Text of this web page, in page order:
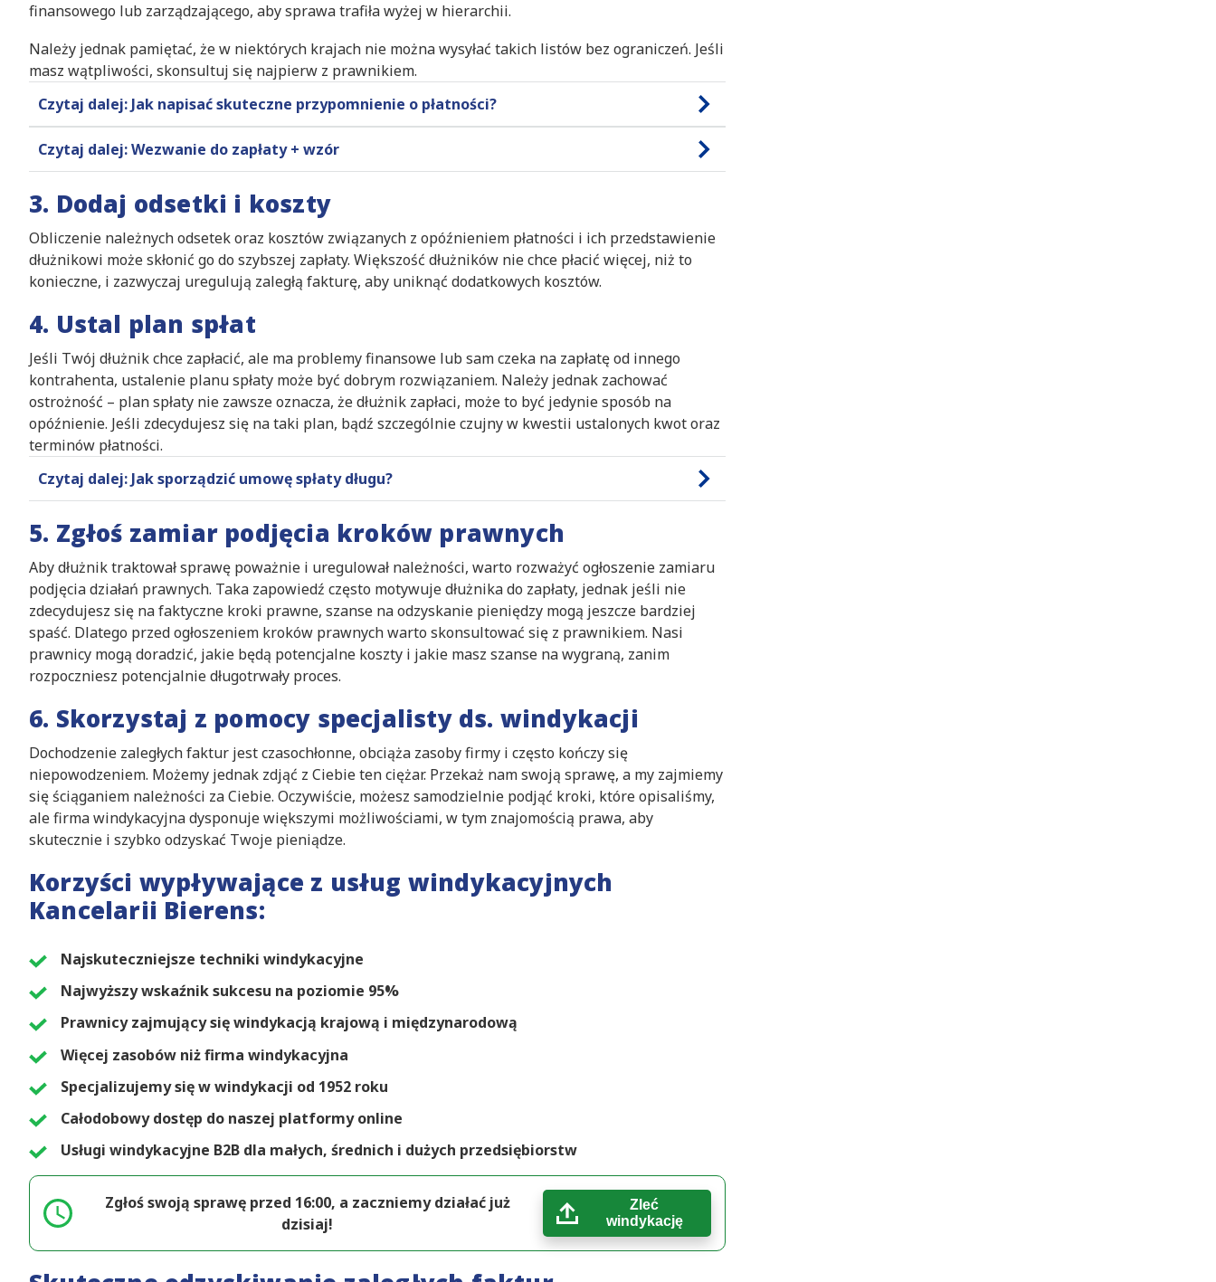
finansowego lub zarządzającego, aby sprawa trafiła wyżej w hierarchii.
Należy jednak pamiętać, że w niektórych krajach nie można wysyłać takich listów bez ograniczeń. Jeśli
masz wątpliwości, skonsultuj się najpierw z prawnikiem.
Czytaj dalej: Jak napisać skuteczne przypomnienie o płatności?
Czytaj dalej: Wezwanie do zapłaty + wzór
3. Dodaj odsetki i koszty
Obliczenie należnych odsetek oraz kosztów związanych z opóźnieniem płatności i ich przedstawienie
dłużnikowi może skłonić go do szybszej zapłaty. Większość dłużników nie chce płacić więcej, niż to
konieczne, i zazwyczaj uregulują zaległą fakturę, aby uniknąć dodatkowych kosztów.
4. Ustal plan spłat
Jeśli Twój dłużnik chce zapłacić, ale ma problemy finansowe lub sam czeka na zapłatę od innego
kontrahenta, ustalenie planu spłaty może być dobrym rozwiązaniem. Należy jednak zachować
ostrożność – plan spłaty nie zawsze oznacza, że dłużnik zapłaci, może to być jedynie sposób na
opóźnienie. Jeśli zdecydujesz się na taki plan, bądź szczególnie czujny w kwestii ustalonych kwot oraz
terminów płatności.
Czytaj dalej: Jak sporządzić umowę spłaty długu?
5. Zgłoś zamiar podjęcia kroków prawnych
Aby dłużnik traktował sprawę poważnie i uregulował należności, warto rozważyć ogłoszenie zamiaru
podjęcia działań prawnych. Taka zapowiedź często motywuje dłużnika do zapłaty, jednak jeśli nie
zdecydujesz się na faktyczne kroki prawne, szanse na odzyskanie pieniędzy mogą jeszcze bardziej
spaść. Dlatego przed ogłoszeniem kroków prawnych warto skonsultować się z prawnikiem. Nasi
prawnicy mogą doradzić, jakie będą potencjalne koszty i jakie masz szanse na wygraną, zanim
rozpoczniesz potencjalnie długotrwały proces.
6. Skorzystaj z pomocy specjalisty ds. windykacji
Dochodzenie zaległych faktur jest czasochłonne, obciąża zasoby firmy i często kończy się
niepowodzeniem. Możemy jednak zdjąć z Ciebie ten ciężar. Przekaż nam swoją sprawę, a my zajmiemy
się ściąganiem należności za Ciebie. Oczywiście, możesz samodzielnie podjąć kroki, które opisaliśmy,
ale firma windykacyjna dysponuje większymi możliwościami, w tym znajomością prawa, aby
skutecznie i szybko odzyskać Twoje pieniądze.
Korzyści wypływające z usług windykacyjnych
Kancelarii Bierens:
Najskuteczniejsze techniki windykacyjne
Najwyższy wskaźnik sukcesu na poziomie 95%
Prawnicy zajmujący się windykacją krajową i międzynarodową
Więcej zasobów niż firma windykacyjna
Specjalizujemy się w windykacji od 1952 roku
Całodobowy dostęp do naszej platformy online
Usługi windykacyjne B2B dla małych, średnich i dużych przedsiębiorstw
Zgłoś swoją sprawę przed 16:00, a zaczniemy działać już
dzisiaj!
Zleć
windykację